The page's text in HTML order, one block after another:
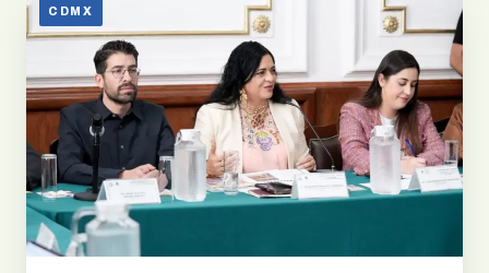
CDMX